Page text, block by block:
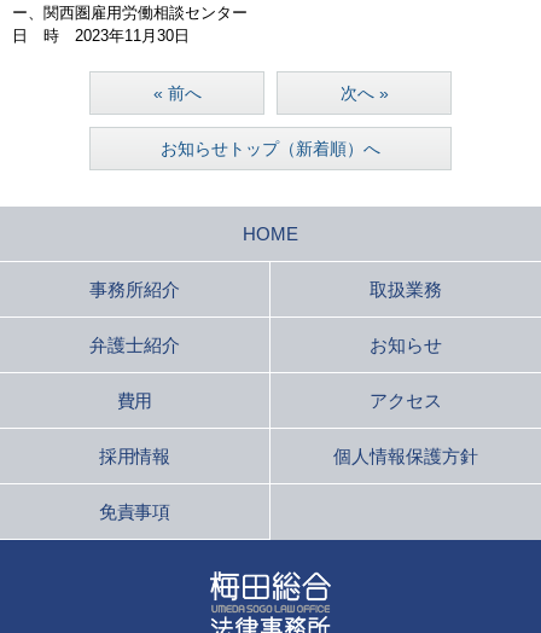
ー、関西圏雇用労働相談センター
日 時 2023年11月30日
« 前へ
お知らせトップ（新着順）へ
次へ »
HOME
事務所紹介 取扱業務
弁護士紹介 お知らせ
費用 アクセス
採用情報 個人情報保護方針
免責事項